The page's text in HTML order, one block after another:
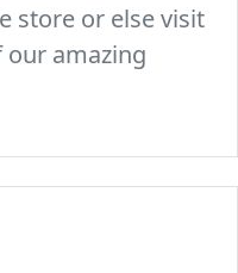
store or else visit
our amazing